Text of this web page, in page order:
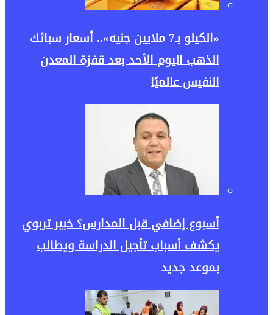
«الكيلو بـ7 ملايين جنيه».. أسعار سبائك
الذهب اليوم الأحد بعد قفزة المعدن
النفيس عالميًا
أسبوع إضافي قبل المدارس؟ خبير تربوي
يكشف أسباب تأجيل الدراسة ويطالب
بموعد جديد